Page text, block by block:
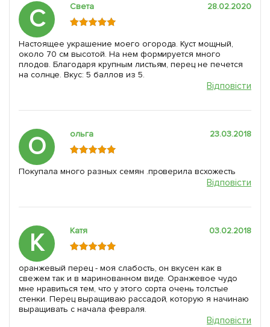
С Света 28.02.2020
Настоящее украшение моего огорода. Куст мощный,
около 70 см высотой. На нем формируется много
плодов. Благодаря крупным листьям, перец не печется
на солнце. Вкус: 5 баллов из 5.
Відповісти
О ольга 23.03.2018
Покупала много разных семян .проверила всхожесть
Відповісти
К Катя 03.02.2018
оранжевый перец - моя слабость, он вкусен как в
свежем так и в маринованном виде. Оранжевое чудо
мне нравиться тем, что у этого сорта очень толстые
стенки. Перец выращиваю рассадой, которую я начинаю
выращивать с начала февраля.
Відповісти